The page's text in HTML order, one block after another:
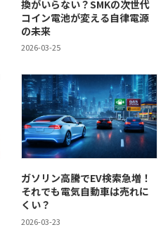
換がいらない？SMKの次世代
コイン電池が変える自律電源
の未来
2026-03-25
ガソリン高騰でEV検索急増！
それでも電気自動車は売れに
くい？
2026-03-23